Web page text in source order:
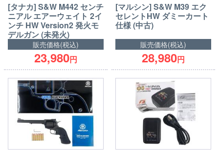
[タナカ] S&W M442 センチ
ニアル エアーウェイト 2イ
ンチ HW Version2 発火モ
デルガン (未発火)
販売価格(税込)
23,980円
[マルシン] S&W M39 エク
セレントHW ダミーカート
仕様 (中古)
販売価格(税込)
28,980円